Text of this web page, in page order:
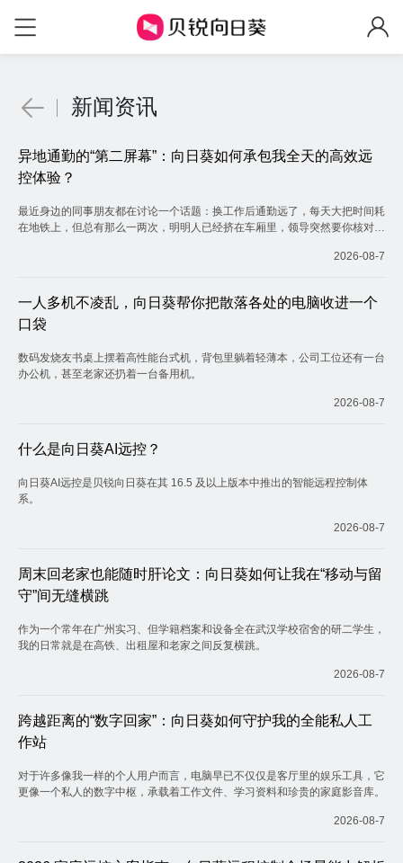
新闻资讯
异地通勤的“第二屏幕”：向日葵如何承包我全天的高效远
控体验？
最近身边的同事朋友都在讨论一个话题：换工作后通勤远了，每天大把时间耗
在地铁上，但总有那么一两次，明明人已经挤在车厢里，领导突然要你核对一
2026-08-7
一人多机不凌乱，向日葵帮你把散落各处的电脑收进一个
口袋
数码发烧友书桌上摆着高性能台式机，背包里躺着轻薄本，公司工位还有一台
办公机，甚至老家还扔着一台备用机。
2026-08-7
什么是向日葵AI远控？
向日葵AI远控是贝锐向日葵在其 16.5 及以上版本中推出的智能远程控制体
系。
2026-08-7
周末回老家也能随时肝论文：向日葵如何让我在“移动与留
守”间无缝横跳
作为一个常年在广州实习、但学籍档案和设备全在武汉学校宿舍的研二学生，
我的日常就是在高铁、出租屋和老家之间反复横跳。
2026-08-7
跨越距离的“数字回家”：向日葵如何守护我的全能私人工
作站
对于许多像我一样的个人用户而言，电脑早已不仅仅是客厅里的娱乐工具，它
更像一个私人的数字中枢，承载着工作文件、学习资料和珍贵的家庭影音库。
2026-08-7